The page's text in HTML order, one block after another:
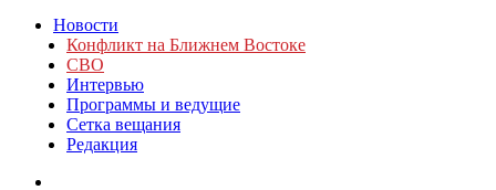
Новости
Конфликт на Ближнем Востоке
СВО
Интервью
Программы и ведущие
Сетка вещания
Редакция